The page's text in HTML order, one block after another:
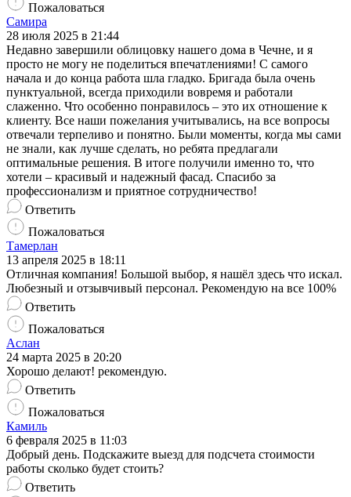
Пожаловаться
Самира
28 июля 2025 в 21:44
Недавно завершили облицовку нашего дома в Чечне, и я
просто не могу не поделиться впечатлениями! С самого
начала и до конца работа шла гладко. Бригада была очень
пунктуальной, всегда приходили вовремя и работали
слаженно. Что особенно понравилось – это их отношение к
клиенту. Все наши пожелания учитывались, на все вопросы
отвечали терпеливо и понятно. Были моменты, когда мы сами
не знали, как лучше сделать, но ребята предлагали
оптимальные решения. В итоге получили именно то, что
хотели – красивый и надежный фасад. Спасибо за
профессионализм и приятное сотрудничество!
Ответить
Пожаловаться
Тамерлан
13 апреля 2025 в 18:11
Отличная компания! Большой выбор, я нашёл здесь что искал.
Любезный и отзывчивый персонал. Рекомендую на все 100%
Ответить
Пожаловаться
Аслан
24 марта 2025 в 20:20
Хорошо делают! рекомендую.
Ответить
Пожаловаться
Камиль
6 февраля 2025 в 11:03
Добрый день. Подскажите выезд для подсчета стоимости
работы сколько будет стоить?
Ответить